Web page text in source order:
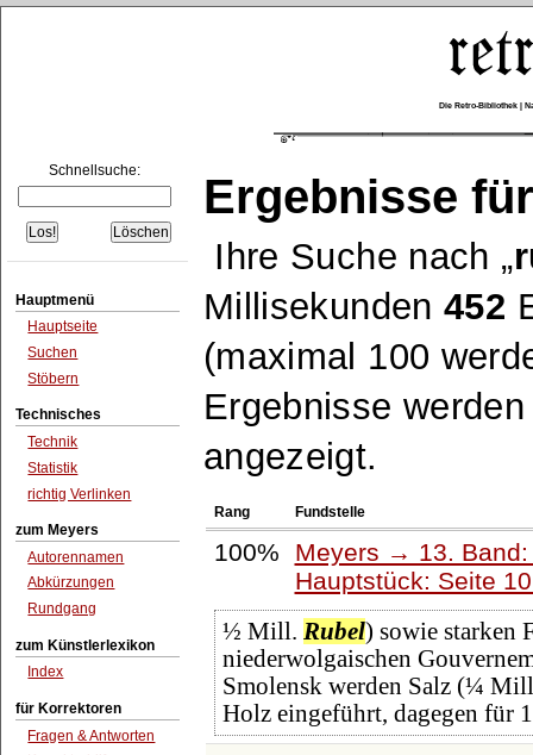
Die Retro-Bibliothek |
Schnellsuche:
Hauptmenü
Hauptseite
Suchen
Stöbern
Technisches
Technik
Statistik
richtig Verlinken
zum Meyers
Autorennamen
Abkürzungen
Rundgang
zum Künstlerlexikon
Index
für Korrektoren
Fragen & Antworten
Ergebnisse
Ihre Suche nach
Millisekunden452
(maximal 100
Ergebnisse
angezeigt.
Rang Fundstelle
100%
Meyers → 13.
Hauptstück: Seite
½ Mill. Rubel) sowie starken
niederwolgaischen
Smolensk werden Salz (¼
Holz eingeführt, dagegen für